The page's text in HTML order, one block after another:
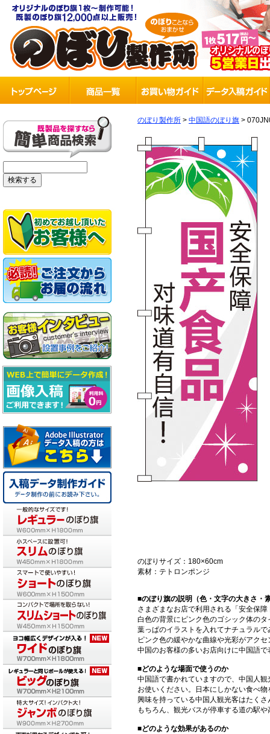
のぼり製作所 > 中国語のぼり旗 >
のぼりサイズ：180×60cm
素材：テトロンポンジ
■のぼり旗の説明（色・文字の大きさ・
さまざまなお店で利用される「安全保
白色の背景にピンク色のゴシック体の
葉っぱのイラストを入れてナチュラル
ピンク色の緩やかな曲線や光彩がアク
中国のお客様の多いお店向けに中国語
■どのような場面で使うのか
中国語で書かれていますので、中国人
お使いください。日本にしかない食べ
興味を持っている中国人観光客はたく
もちろん、観光バスが停車する道の駅
■どのような効果があるのか